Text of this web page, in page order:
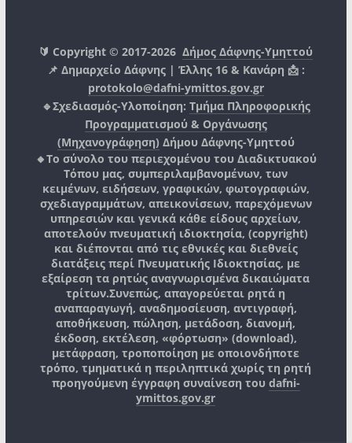
🔰 Copyright © 2017-2026Δήμος Δάφνης-Υμηττού
📌 Δημαρχείο Δάφνης | Έλλης 16 & Κανάρη 📩 :
protokolo@dafni-ymittos.gov.gr
🔹Σχεδιασμός-Υλοποίηση: Τμήμα Πληροφορικής
Προγραμματισμού & Οργάνωσης
(Μηχανογράφηση) Δήμου Δάφνης-Υμηττού
🔸Το σύνολο του περιεχομένου του Διαδικτυακού
Τόπου μας, συμπεριλαμβανομένων, των
κειμένων, ειδήσεων, γραφικών, φωτογραφιών,
σχεδιαγραμμάτων, απεικονίσεων, παρεχόμενων
υπηρεσιών και γενικά κάθε είδους αρχείων,
αποτελούν πνευματική ιδιοκτησία, (copyright)
και διέπονται από τις εθνικές και διεθνείς
διατάξεις περί Πνευματικής Ιδιοκτησίας, με
εξαίρεση τα ρητώς αναγνωρισμένα δικαιώματα
τρίτων.Συνεπώς, απαγορεύεται ρητά η
αναπαραγωγή, αναδημοσίευση, αντιγραφή,
αποθήκευση, πώληση, μετάδοση, διανομή,
έκδοση, εκτέλεση, «φόρτωση» (download),
μετάφραση, τροποποίηση με οποιονδήποτε
τρόπο, τμηματικά η περιληπτικά χωρίς τη ρητή
προηγούμενη έγγραφη συναίνεση του dafni-
ymittos.gov.gr